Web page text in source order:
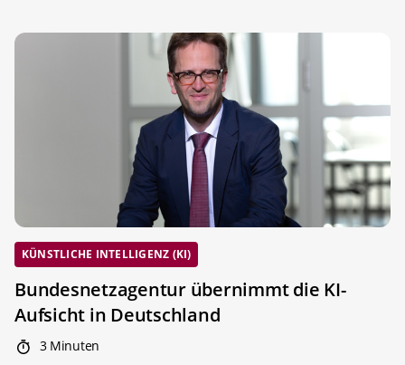
KÜNSTLICHE INTELLIGENZ (KI)
Bundesnetzagentur übernimmt die KI-
Aufsicht in Deutschland
3 Minuten